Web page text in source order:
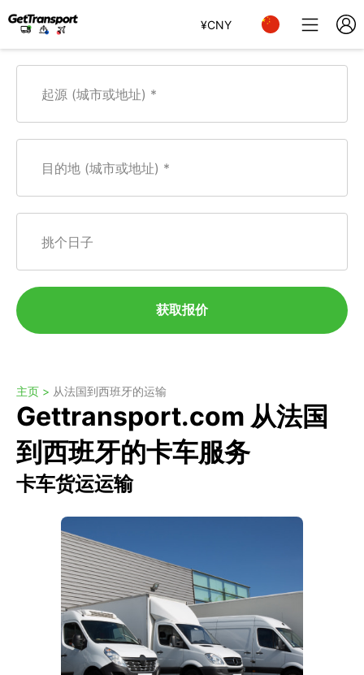
¥CNY
起源 (城市或地址)
目的地 (城市或地址)
挑个日子
获取报价
主页 > 从法国到西班牙的运输
Gettransport.com 从法国
到西班牙的卡车服务
卡车货运运输